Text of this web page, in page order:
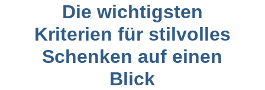
Die wichtigsten
Kriterien für stilvolles
Schenken auf einen
Blick